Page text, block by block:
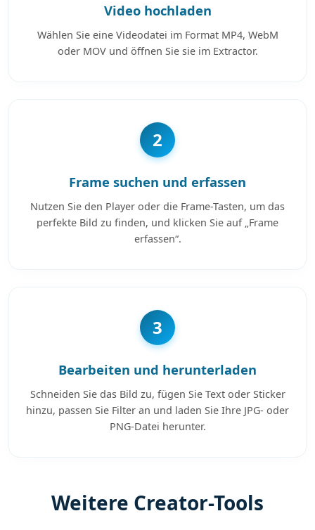
Video hochladen
Wählen Sie eine Videodatei im Format MP4, WebM
oder MOV und öffnen Sie sie im Extractor.
2
Frame suchen und erfassen
Nutzen Sie den Player oder die Frame-Tasten, um das
perfekte Bild zu finden, und klicken Sie auf „Frame
erfassen“.
3
Bearbeiten und herunterladen
Schneiden Sie das Bild zu, fügen Sie Text oder Sticker
hinzu, passen Sie Filter an und laden Sie Ihre JPG- oder
PNG-Datei herunter.
Weitere Creator-Tools